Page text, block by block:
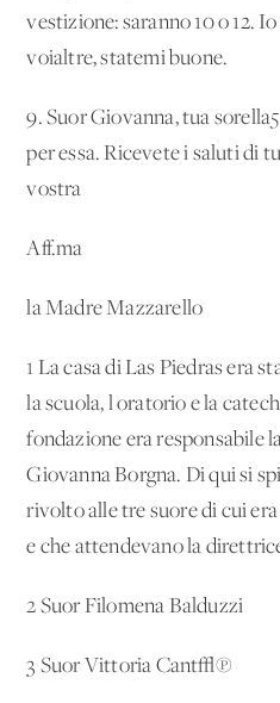
vestizione: saranno 10 o 12.
voialtre, statemi buone.
9. Suor Giovanna, tua sorella5
per essa. Ricevete i saluti di
vostra
Aff.ma
la Madre Mazzarello
1 La casa di Las Piedras era
la scuola, l'oratorio e la
fondazione era responsabile
Giovanna Borgna. Di qui si
rivolto alle tre suore di cui
e che attendevano la
2 Suor Filomena Balduzzi
3 Suor Vittoria Cant√π